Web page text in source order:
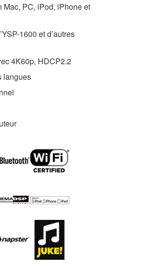
Mac, PC, iPod, iPhone et
1600 et d’autres
4K60p, HDCP2.2
langues